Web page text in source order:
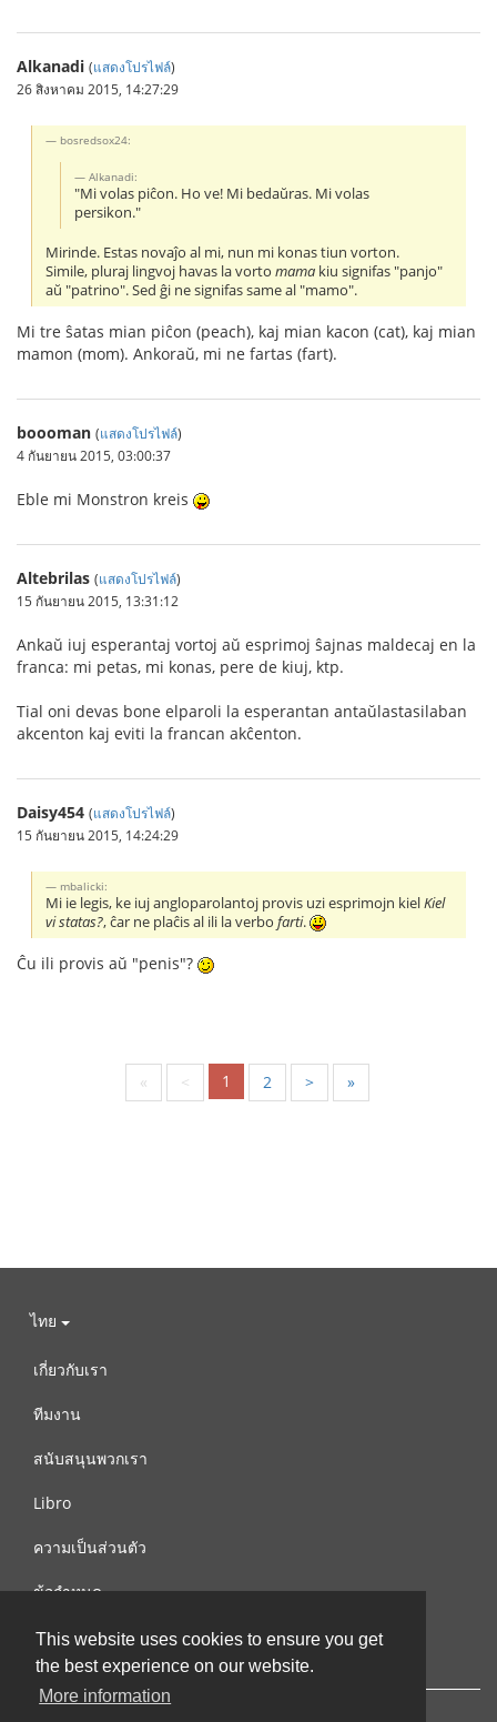
This website uses cookies to ensure you get
the best experience on our website.
More information
Alkanadi (แสดงโปรไฟล์)
26 สิงหาคม 2015, 14:27:29
bosredsox24:
Alkanadi:
"Mi volas piĉon. Ho ve! Mi bedaŭras. Mi volas
persikon."
Mirinde. Estas novaĵo al mi, nun mi konas tiun vorton.
Simile, pluraj lingvoj havas la vortomama kiu signifas "panjo"
aŭ "patrino". Sed ĝi ne signifas same al "mamo".
Mi tre ŝatas mian piĉon (peach), kaj mian kacon (cat), kaj mian
mamon (mom). Ankoraŭ, mi ne fartas (fart).
boooman (แสดงโปรไฟล์)
4 กันยายน 2015, 03:00:37
Eble mi Monstron kreis
Altebrilas (แสดงโปรไฟล์)
15 กันยายน 2015, 13:31:12
Ankaŭ iuj esperantaj vortoj aŭ esprimoj ŝajnas maldecaj en la
franca: mi petas, mi konas, pere de kiuj, ktp.
Tial oni devas bone elparoli la esperantan antaŭlastasilaban
akcenton kaj eviti la francan akĉenton.
Daisy454 (แสดงโปรไฟล์)
15 กันยายน 2015, 14:24:29
mbalicki:
Mi ie legis, ke iuj angloparolantoj provis uzi esprimojn kielKiel
vi statas?, ĉar ne plaĉis al ili la verbofarti.
Ĉu ili provis aŭ "penis"?
« < 1 2 > »
ไทย
เกี่ยวกับเรา
ทีมงาน
สนับสนุนพวกเรา
Libro
ความเป็นส่วนตัว
ข้อกำหนด
ติดต่อเรา